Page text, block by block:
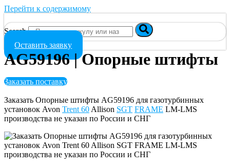
Перейти к содержимому
Search
Оставить заявку
AG59196 | Опорные штифты
Заказать поставку
Заказать Опорные штифты AG59196 для газотурбинных
установок Avon Trent 60 Allison SGT FRAME LM-LMS
производства не указан по России и СНГ